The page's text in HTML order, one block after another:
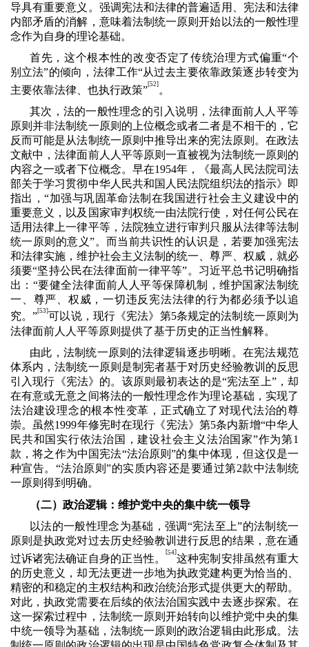
导具有重要意义。强调宪法和法律的普遍适用、宪法和法律
内部矛盾的消解，意味着法制统一原则开始以法的一般性理
念作为自身的理论基础。
首先，这个根本性的改变否定了传统治理方式偏重“个
别立法”的倾向，法律工作“从过去主要依靠政策逐步转变为
主要依靠法律、也执行政策” [52]
。
其次，法的一般性理念的引入说明，法律面前人人平等
原则并非法制统一原则的上位概念或者二者是不相干的，它
反而可能是从法制统一原则中推导出来的宪法原则。在政法
文献中，法律面前人人平等原则一直被视为法制统一原则的
内容之一或者下位概念。早在1954年，《最高人民法院司法
部关于学习贯彻中华人民共和国人民法院组织法的指示》即
指出，“加强与巩固革命法制在我国进行社会主义建设中的
重要意义，以及国家审判权统一由法院行使，对任何公民在
适用法律上一律平等，法院独立进行审判只服从法律等法制
统一原则的意义”。而当前共识性的认识是，若要加强宪法
和法律实施，维护社会主义法制的统一、尊严、权威，就必
须要“坚持公民在法律面前一律平等”。习近平总书记明确指
出：“要健全法律面前人人平等保障机制，维护国家法制统
一、尊严、权威，一切违反宪法法律的行为都必须予以追
究。”[53]可以说，现行《宪法》第5条规定的法制统一原则为
法律面前人人平等原则提供了基于历史的正当性解释。
由此，法制统一原则的法律逻辑逐步明晰。在宪法规范
体系内，法制统一原则是制宪者基于对历史经验教训的反思
引入现行《宪法》的。该原则最初表达的是“宪法至上”，却
在有意或无意之间将法的一般性理念作为理论基础，实现了
法治建设理念的根本性变革，正式确立了对现代法治的尊
崇。虽然1999年修宪时在现行《宪法》第5条内新增“中华人
民共和国实行依法治国，建设社会主义法治国家”作为第1
款，将之作为中国宪法“法治原则”的集中体现，但这仅是一
种宣告。“法治原则”的实质内容还是要通过第2款中法制统
一原则得到明确。
（二）政治逻辑：维护党中央的集中统一领导
以法的一般性理念为基础，强调“宪法至上”的法制统一
原则是执政党对过去历史经验教训进行反思的结果，意在通
过诉诸宪法确证自身的正当性。
[54]
这种宪制安排虽然有重大
的历史意义，却无法更进一步地为执政党建构更为恰当的、
精密的和稳定的主权结构和政治统治形式提供更大的帮助。
对此，执政党需要在后续的依法治国实践中去逐步探索。在
这一探索过程中，法制统一原则开始转向以维护党中央的集
中统一领导为基础，法制统一原则的政治逻辑由此形成。法